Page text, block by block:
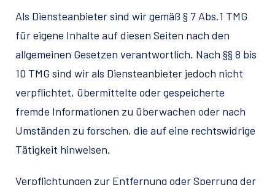
Als Diensteanbieter sind wir gemäß § 7 Abs.1 TMG
für eigene Inhalte auf diesen Seiten nach den
allgemeinen Gesetzen verantwortlich. Nach §§ 8 bis
10 TMG sind wir als Diensteanbieter jedoch nicht
verpflichtet, übermittelte oder gespeicherte
fremde Informationen zu überwachen oder nach
Umständen zu forschen, die auf eine rechtswidrige
Tätigkeit hinweisen.
Verpflichtungen zur Entfernung oder Sperrung der